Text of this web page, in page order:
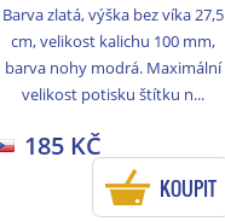
Barva zlatá, výška bez víka 27,5
cm, velikost kalichu 100 mm,
barva nohy modrá. Maximální
velikost potisku štítku n...
185 KČ
KOUPIT